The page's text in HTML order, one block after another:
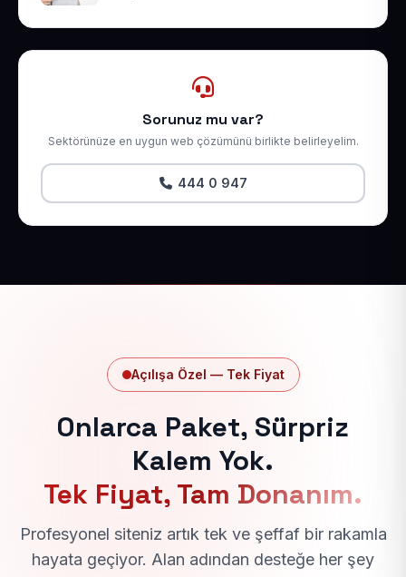
Sorunuz mu var?
Sektörünüze en uygun web çözümünü birlikte belirleyelim.
444 0 947
Açılışa Özel — Tek Fiyat
Onlarca Paket, Sürpriz
Kalem Yok.
Tek Fiyat, Tam Donanım.
Profesyonel siteniz artık tek ve şeffaf bir rakamla
hayata geçiyor. Alan adından desteğe her şey